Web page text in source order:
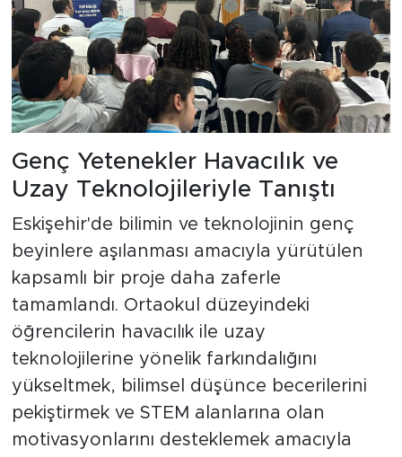
Genç Yetenekler Havacılık ve
Uzay Teknolojileriyle Tanıştı
Eskişehir'de bilimin ve teknolojinin genç
beyinlere aşılanması amacıyla yürütülen
kapsamlı bir proje daha zaferle
tamamlandı. Ortaokul düzeyindeki
öğrencilerin havacılık ile uzay
teknolojilerine yönelik farkındalığını
yükseltmek, bilimsel düşünce becerilerini
pekiştirmek ve STEM alanlarına olan
motivasyonlarını desteklemek amacıyla